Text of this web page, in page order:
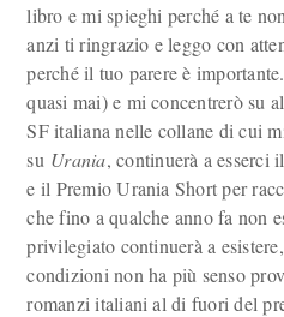
libro e mi spieghi perché a te
anzi ti ringrazio e leggo con
perché il tuo parere è
quasi mai) e mi concentrerò su
SF italiana nelle collane di cui
su Urania, continuerà a esserci
e il Premio Urania Short per
che fino a qualche anno fa non
privilegiato continuerà a
condizioni non ha più senso
romanzi italiani al di fuori del